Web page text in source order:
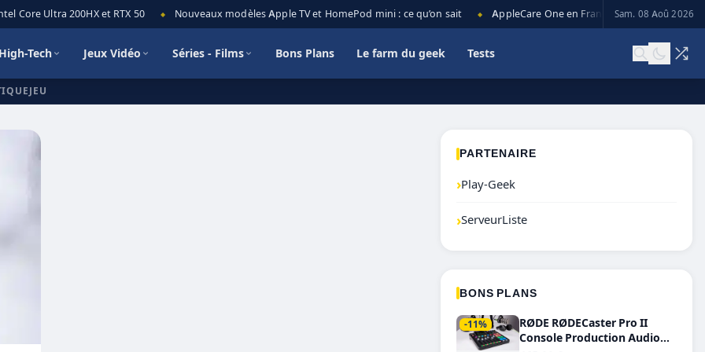
Core Ultra 200HX et RTX 50 Nouveaux modèles Apple TV et HomePod mini : ce qu’on sait AppleCare One en France : prix, couverture
Sam. 08 Aoû 2026
High-Tech Jeux Vidéo Séries - Films Bons Plans Le farm du geek Tests
PARTENAIRE
›Play-Geek
›ServeurListe
BONS PLANS
-11%
RØDE RØDECaster Pro II
Console Production Audio